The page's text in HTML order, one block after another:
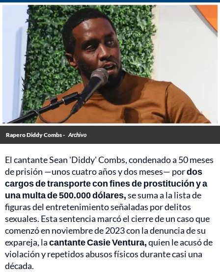
Rapero Diddy Combs - Archivo
El cantante Sean 'Diddy' Combs, condenado a 50 meses
de prisión —unos cuatro años y dos meses— pordos
cargos de transporte con fines de prostitución y a
una multa de 500.000 dólares,se suma a la lista de
figuras del entretenimiento señaladas por delitos
sexuales. Esta sentencia marcó el cierre de un caso que
comenzó en noviembre de 2023 con la denuncia de su
expareja, lacantante Casie Ventura,quien le acusó de
violación y repetidos abusos físicos durante casi una
década.